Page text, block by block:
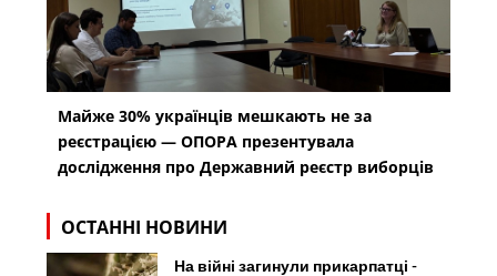
Майже 30% українців мешкають не за
реєстрацією — ОПОРА презентувала
дослідження про Державний реєстр виборців
ОСТАННІ НОВИНИ
На війні загинули прикарпатці -